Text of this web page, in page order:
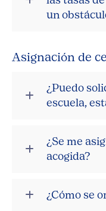
un
Asignación de
¿Puedo
escuela,
¿Se me
acogida?
¿Cómo se